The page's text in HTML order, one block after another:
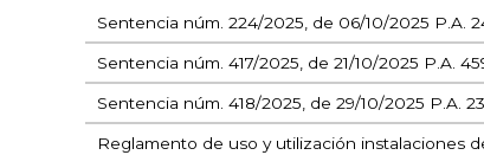
Sentencia núm. 224/2025, de 06/10/2025 P.A.
Sentencia núm. 417/2025, de 21/10/2025 P.A.
Sentencia núm. 418/2025, de 29/10/2025 P.A.
Reglamento de uso y utilización instalaciones